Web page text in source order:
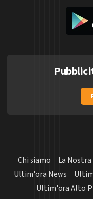
Chi siamo La Nostra
Ultim'ora News
Ultim'ora Alto